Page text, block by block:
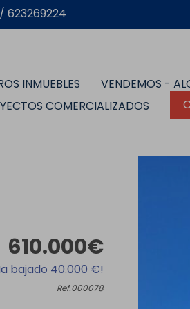
623269224
INMUEBLES VENDEMOS -
COMERCIALIZADOS
610.000€
bajado 40.000 €!
Ref.000078